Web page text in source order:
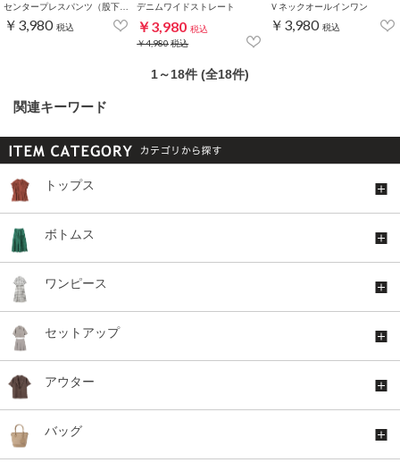
￥3,980 税込
デニムワイドストレート
￥3,980 税込
￥4,980税込
Ｖネックオールインワン
￥3,980 税込
1～18件 (全18件)
関連キーワード
トップス
ボトムス
ワンピース
セットアップ
アウター
バッグ